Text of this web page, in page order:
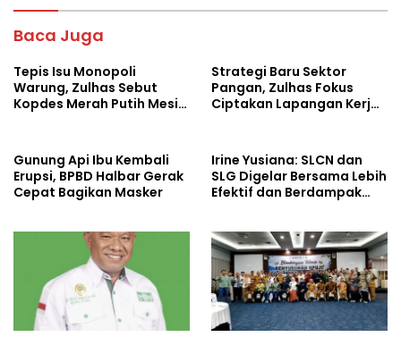
o
o
k p
Baca Juga
Tepis Isu Monopoli
Warung, Zulhas Sebut
Kopdes Merah Putih Mesin
Strategi Baru Sektor
Pangan, Zulhas Fokus
Ciptakan Lapangan Kerja
Gunung Api Ibu Kembali
Erupsi, BPBD Halbar Gerak
Cepat Bagikan Masker
Irine Yusiana: SLCN dan
SLG Digelar Bersama Lebih
Efektif dan Berdampak